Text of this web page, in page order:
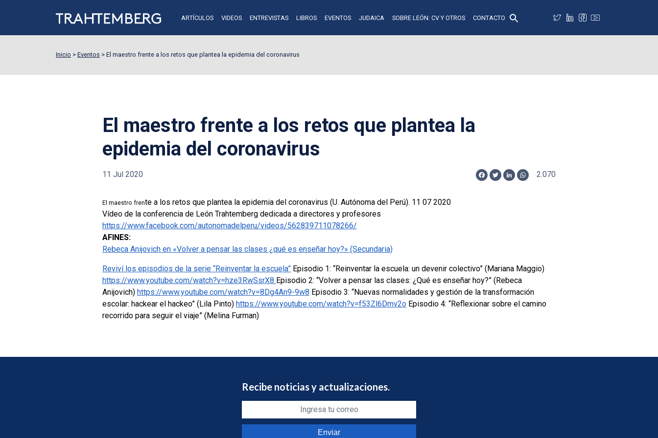
ARTÍCULOS VIDEOS ENTREVISTAS LIBROS EVENTOS JUDAICA SOBRE LEÓN: CV Y OTROS CONTACTO
Inicio > Eventos > El maestro frente a los retos que plantea la epidemia del coronavirus
El maestro frente a los retos que plantea la
epidemia del coronavirus
11 Jul 2020
Facebook
TwitterLinkedInWhatsApp
2.070
El maestro frente a los retos que plantea la epidemia del coronavirus (U. Autónoma del Perú). 11 07 2020
Vídeo de la conferencia de León Trahtemberg dedicada a directores y profesores
https://www.facebook.com/autonomadelperu/videos/562839711078266/
AFINES:
Rebeca Anijovich en «Volver a pensar las clases ¿qué es enseñar hoy?» (Secundaria)
Reviví los episodios de la serie “Reinventar la escuela” Episodio 1: “Reinventar la escuela: un devenir colectivo” (Mariana Maggio)
https://www.youtube.com/watch?v=hze3RwSsrX8 Episodio 2: “Volver a pensar las clases: ¿Qué es enseñar hoy?” (Rebeca
Anijovich) https://www.youtube.com/watch?v=8Dg4An9-9w8 Episodio 3: “Nuevas normalidades y gestión de la transformación
escolar: hackear el hackeo” (Lila Pinto) https://www.youtube.com/watch?v=f53Zl6Dmv2o Episodio 4: “Reflexionar sobre el camino
recorrido para seguir el viaje” (Melina Furman)
Recibe noticias y actualizaciones.